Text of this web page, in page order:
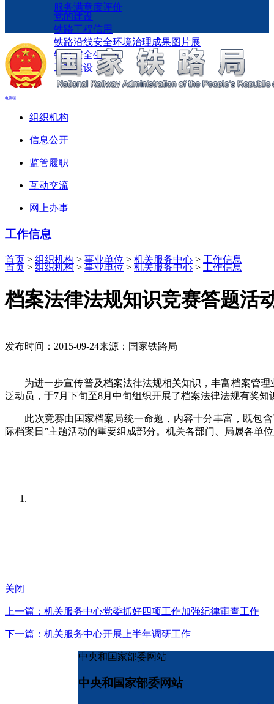
服务满意度评价
党的建设
铁路工程信用
铁路沿线安全环境治理成果图片展
铁路安全生产月
工程建设
电脑端
组织机构
信息公开
监管履职
互动交流
网上办事
工作信息
首页 > 组织机构 > 事业单位 > 机关服务中心 > 工作信息
首页 > 组织机构 > 事业单位 > 机关服务中心 > 工作信息
档案法律法规知识竞赛答题活
发布时间：2015-09-24来源：国家铁路局
为进一步宣传普及档案法律法规相关知识，丰富档案管理
泛动员，于7月下旬至8月中旬组织开展了档案法律法规有奖知
此次竞赛由国家档案局统一命题，内容十分丰富，既包含
际档案日”主题活动的重要组成部分。机关各部门、局属各单
关闭
上一篇：机关服务中心党委抓好四项工作加强纪律审查工作
下一篇：机关服务中心开展上半年调研工作
中央和国家部委网站
中央和国家部委网站